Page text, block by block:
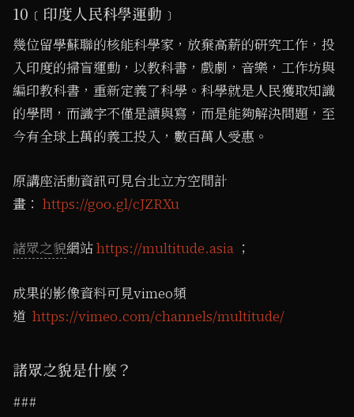
10﹝印度人民科學運動﹞
幾位留學蘇聯的核能科學家，放棄高薪的研究工作，投
入印度的掃盲運動，以教科書，戲劇，音樂，工作坊與
編印教科書，重新定義了科學。科學就是人民獲取知識
的學問，而識字不僅是讀與寫，而是能夠解決問題，至
今有全球上萬的義工投入，數百萬人受惠。
原講座活動資訊可見台北立方空間計
畫： https://goo.gl/cJZRXu
諸眾之貌網站https://multitude.asia ；
成果的影像資料可見vimeo頻
道 https://vimeo.com/channels/multitude/
諸眾之貌是什麼？
###